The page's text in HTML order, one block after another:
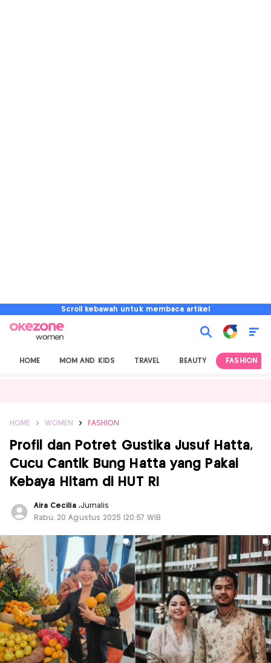
Scroll kebawah untuk membaca artikel
HOME MOM AND KIDS TRAVEL BEAUTY FASHION
HOME WOMEN FASHION
Profil dan Potret Gustika Jusuf Hatta,
Cucu Cantik Bung Hatta yang Pakai
Kebaya Hitam di HUT RI
Aira Cecilia ,Jurnalis
Rabu, 20 Agustus 2025 |20:57 WIB